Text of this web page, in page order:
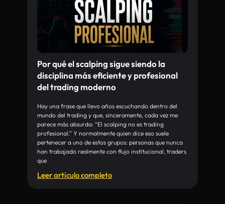
Por qué el scalping sigue siendo la
disciplina más eficiente y profesional
del trading moderno
Hay una frase que llevo años escuchando dentro del
mundo del trading y que, sinceramente, cada vez me
parece más absurda: “El scalping no es trading
profesional.” Y normalmente quien dice eso suele
pertenecer a uno de estos grupos: personas que nunca
han trabajado realmente con flujo institucional, traders
que
Leer articulo completo